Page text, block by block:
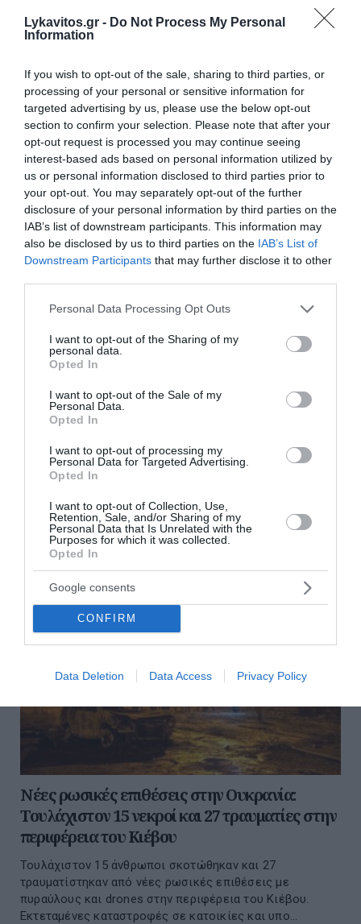
Lykavitos.gr - Do Not Process My Personal
Information
If you wish to opt-out of the sale, sharing to third parties, or
processing of your personal or sensitive information for
targeted advertising by us, please use the below opt-out
section to confirm your selection. Please note that after your
opt-out request is processed you may continue seeing
interest-based ads based on personal information utilized by
us or personal information disclosed to third parties prior to
your opt-out. You may separately opt-out of the further
disclosure of your personal information by third parties on the
IAB’s list of downstream participants. This information may
also be disclosed by us to third parties on the IAB’s List of
Downstream Participants that may further disclose it to other
Please note that this website/app uses one or more Google
not limited to your visit or usage behaviour. You may click to
grant or deny consent to Google and its third-party tags to
use your data for below specified purposes in below Google
consent section.
Personal Data Processing Opt Outs
I want to opt-out of the Sharing of my
personal data.
Opted In
I want to opt-out of the Sale of my
Personal Data.
Opted In
I want to opt-out of processing my
Personal Data for Targeted Advertising.
Opted In
I want to opt-out of Collection, Use,
Retention, Sale, and/or Sharing of my
Personal Data that Is Unrelated with the
Purposes for which it was collected.
Opted In
Google consents
CONFIRM
Data Deletion Data Access Privacy Policy
Στιγμές τρόμου έζησαν οι επιβάτες πτήσης της Air India
από το Πουκέτ της Ταϊλάνδης προς το Νέο Δελχί, όταν
αναταράξεις, με αποτέλεσμα να...
05 Αυγούστου 2026
Στη Σελήνη συνετρίβη τμήμα πυραύλου της
SpaceX (Video)
προσέκρουσε στη Σελήνη, περίπου 19 μήνες έπειτα από
την εκτόξευσή του από τη Γη, σύμφωνα με επιστημονικές
εκτιμήσεις. Η πρό...
05 Αυγούστου 2026
Νέες ρωσικές επιθέσεις στην Ουκρανία:
Τουλάχιστον 15 νεκροί και 27 τραυματίες στην
περιφέρεια του Κιέβου
Τουλάχιστον 15 άνθρωποι σκοτώθηκαν και 27
τραυματίστηκαν από νέες ρωσικές επιθέσεις με
πυραύλους και drones στην περιφέρεια του Κιέβου.
Εκτεταμένες καταστροφές σε κατοικίες και υπο...